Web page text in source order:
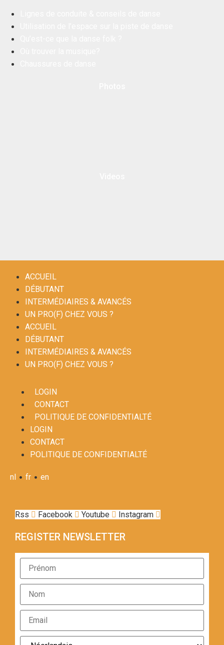
ACCUEIL
DÉBUTANT
INTERMÉDIAIRES & AVANCÉS
UN PRO(F) CHEZ VOUS ?
ACCUEIL
DÉBUTANT
INTERMÉDIAIRES & AVANCÉS
UN PRO(F) CHEZ VOUS ?
LOGIN
CONTACT
POLITIQUE DE CONFIDENTIALTÉ
LOGIN
CONTACT
POLITIQUE DE CONFIDENTIALTÉ
nl • fr • en
Rss Facebook Youtube Instagram
REGISTER NEWSLETTER